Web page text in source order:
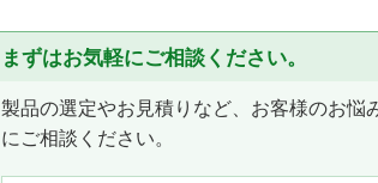
まずはお気軽にご相談ください。
製品の選定やお見積りなど、お客様のお悩
にご相談ください。